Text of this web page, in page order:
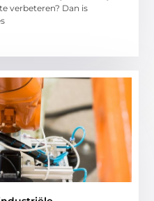
verbeteren? Dan is